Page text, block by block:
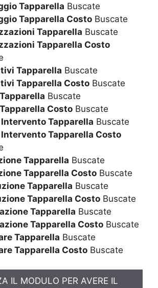
Tapparella Buscate
Tapparella Costo Buscate
Tapparella Buscate
Tapparella Costo
Tapparella Buscate
Tapparella Costo Buscate
Buscate
Costo Buscate
Tapparella Buscate
Tapparella Costo
Tapparella Buscate
Tapparella Costo Buscate
Tapparella Buscate
Tapparella Costo Buscate
Tapparella Buscate
Tapparella Costo Buscate
Tapparella Buscate
Tapparella Costo Buscate
IL MODULO PER AVERE IL